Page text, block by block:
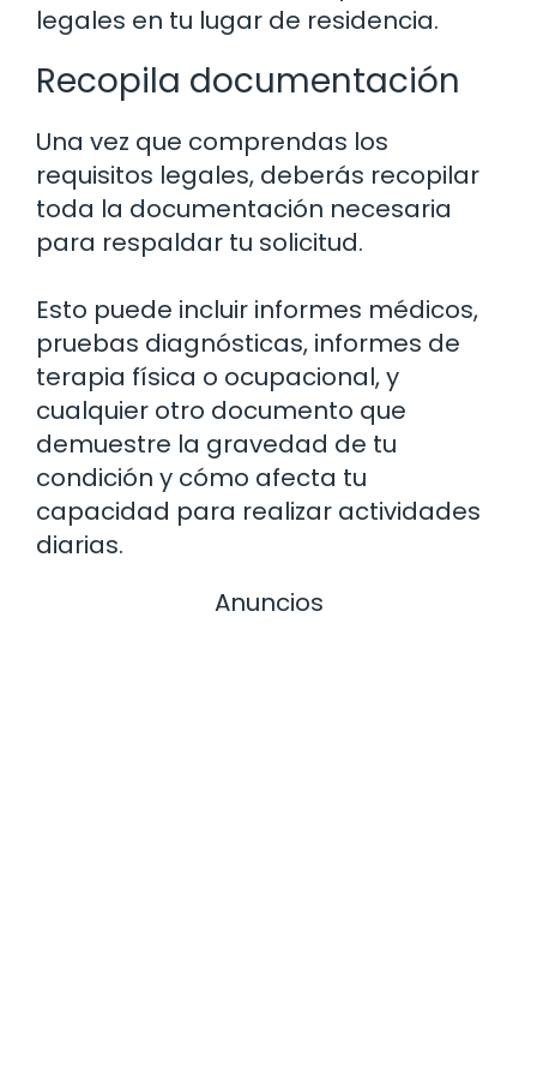
legales en tu lugar de residencia.
Recopila documentación
Una vez que comprendas los
requisitos legales, deberás recopilar
toda la documentación necesaria
para respaldar tu solicitud.
Esto puede incluir informes médicos,
pruebas diagnósticas, informes de
terapia física o ocupacional, y
cualquier otro documento que
demuestre la gravedad de tu
condición y cómo afecta tu
capacidad para realizar actividades
diarias.
Anuncios